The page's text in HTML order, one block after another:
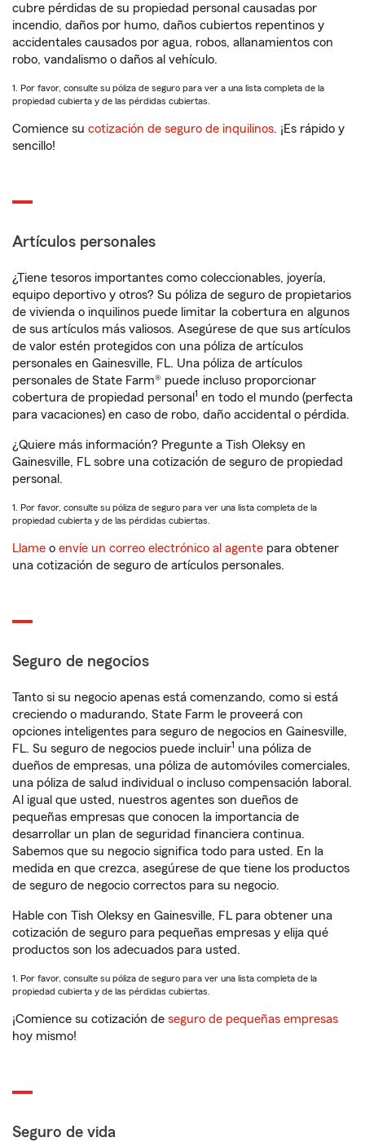
cubre pérdidas de su propiedad personal causadas por
incendio, daños por humo, daños cubiertos repentinos y
accidentales causados por agua, robos, allanamientos con
robo, vandalismo o daños al vehículo.
1. Por favor, consulte su póliza de seguro para ver a una lista completa de la
propiedad cubierta y de las pérdidas cubiertas.
Comience su cotización de seguro de inquilinos. ¡Es rápido y
sencillo!
Artículos personales
¿Tiene tesoros importantes como coleccionables, joyería,
equipo deportivo y otros? Su póliza de seguro de propietarios
de vivienda o inquilinos puede limitar la cobertura en algunos
de sus artículos más valiosos. Asegúrese de que sus artículos
de valor estén protegidos con una póliza de artículos
personales en Gainesville, FL. Una póliza de artículos
personales de State Farm® puede incluso proporcionar
cobertura de propiedad personal 1 en todo el mundo (perfecta
para vacaciones) en caso de robo, daño accidental o pérdida.
¿Quiere más información? Pregunte a Tish Oleksy en
Gainesville, FL sobre una cotización de seguro de propiedad
personal.
1. Por favor, consulte su póliza de seguro para ver una lista completa de la
propiedad cubierta y de las pérdidas cubiertas.
Llame o envíe un correo electrónico al agente para obtener
una cotización de seguro de artículos personales.
Seguro de negocios
Tanto si su negocio apenas está comenzando, como si está
creciendo o madurando, State Farm le proveerá con
opciones inteligentes para seguro de negocios en Gainesville,
FL. Su seguro de negocios puede incluir1 una póliza de
dueños de empresas, una póliza de automóviles comerciales,
una póliza de salud individual o incluso compensación laboral.
Al igual que usted, nuestros agentes son dueños de
pequeñas empresas que conocen la importancia de
desarrollar un plan de seguridad financiera continua.
Sabemos que su negocio significa todo para usted. En la
medida en que crezca, asegúrese de que tiene los productos
de seguro de negocio correctos para su negocio.
Hable con Tish Oleksy en Gainesville, FL para obtener una
cotización de seguro para pequeñas empresas y elija qué
productos son los adecuados para usted.
1. Por favor, consulte su póliza de seguro para ver una lista completa de la
propiedad cubierta y de las pérdidas cubiertas.
¡Comience su cotización de seguro de pequeñas empresas
hoy mismo!
Seguro de vida